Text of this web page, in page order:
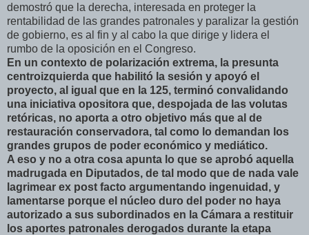
demostró que la derecha, interesada en proteger la
rentabilidad de las grandes patronales y paralizar la gestión
de gobierno, es al fin y al cabo la que dirige y lidera el
rumbo de la oposición en el Congreso.
En un contexto de polarización extrema, la presunta
centroizquierda que habilitó la sesión y apoyó el
proyecto, al igual que en la 125, terminó convalidando
una iniciativa opositora que, despojada de las volutas
retóricas, no aporta a otro objetivo más que al de
restauración conservadora, tal como lo demandan los
grandes grupos de poder económico y mediático.
A eso y no a otra cosa apunta lo que se aprobó aquella
madrugada en Diputados, de tal modo que de nada vale
lagrimear ex post facto argumentando ingenuidad, y
lamentarse porque el núcleo duro del poder no haya
autorizado a sus subordinados en la Cámara a restituir
los aportes patronales derogados durante la etapa